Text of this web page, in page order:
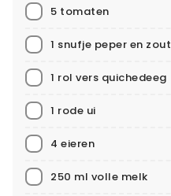
5 tomaten
1 snufje peper en zout
1 rol vers quichedeeg
1 rode ui
4 eieren
250 ml volle melk